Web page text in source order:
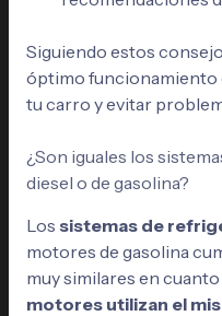
Siguiendo estos
óptimo funcionamiento
tu carro y evitar
¿Son iguales los
diesel o de gasolina?
Los sistemas de
motores de gasolina
muy similares en
motores utilizan el